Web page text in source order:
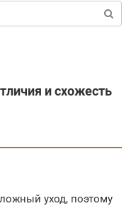
и схожесть
уход, поэтому